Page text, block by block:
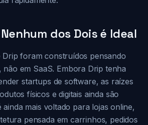
dos Dois é Ideal
Drip foram construídos pensando
em SaaS. Embora Drip tenha
startups de software, as raízes
físicos e digitais ainda são
ainda mais voltado para lojas online,
pensada em carrinhos, pedidos